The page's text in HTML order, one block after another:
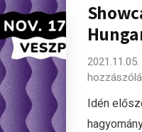
2021.11.05.
Idén